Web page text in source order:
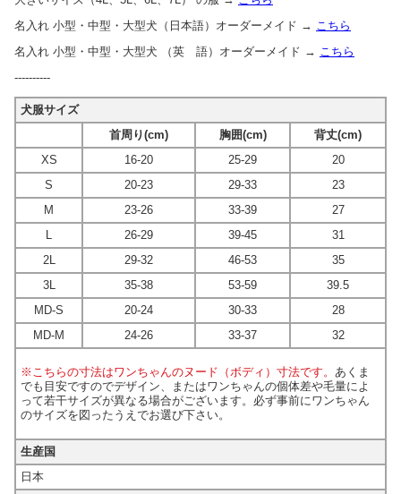
名入れ 小型・中型・大型犬（日本語）オーダーメイド → こちら
名入れ 小型・中型・大型犬 （英 語）オーダーメイド → こちら
----------
犬服サイズ
首周り(cm)
胸囲(cm)
背丈(cm)
XS
16-20 25-29
20
S
20-23 29-33
23
M
23-26 33-39
27
L
26-29 39-45
31
2L
29-32 46-53
35
3L
35-38 53-59
39.5
MD-S
20-24 30-33
28
MD-M
24-26 33-37 32
※こちらの寸法はワンちゃんのヌード（ボディ）寸法です。 あくま
でも目安ですのでデザイン、またはワンちゃんの個体差や毛量によ
って若干サイズが異なる場合がございます。必ず事前にワンちゃん
のサイズを図ったうえでお選び下さい。
生産国
日本